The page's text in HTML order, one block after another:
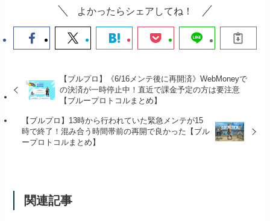
よかったらシェアしてね！
【ブルプロ】《6/16メンテ後に再開済》WebMoneyで
の決済が一時停止中！直近で課金予定の方は要注意
【ブループロトコルまとめ】
【ブルプロ】13時から行われていた緊急メンテが15
時で終了！混み合う時間帯前の再開で良かった【ブル
ープロトコルまとめ】
関連記事